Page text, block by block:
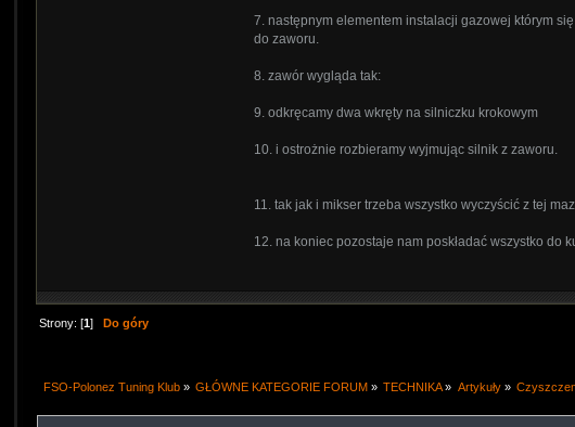
7. następnym elementem instalacji gazowej którym
do zaworu.
8. zawór wygląda tak:
9. odkręcamy dwa wkręty na silniczku krokowym
10. i ostrożnie rozbieramy wyjmując silnik z zaworu.
11. tak jak i mikser trzeba wszystko wyczyścić z tej
12. na koniec pozostaje nam poskładać wszystko do
Strony: [1] Do góry
FSO-Polonez Tuning Klub» GŁÓWNE KATEGORIE FORUM » TECHNIKA» Artykuły»